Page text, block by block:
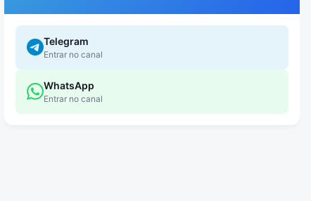
Telegram
Entrar no canal
WhatsApp
Entrar no canal